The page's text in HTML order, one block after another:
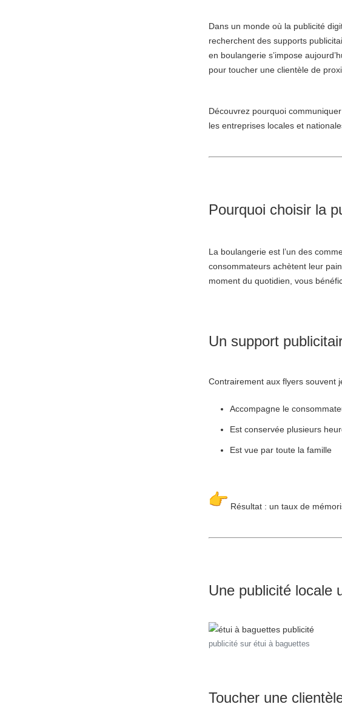
Dans un monde où la publicité
recherchent des supports
en boulangerie s’impose
pour toucher une clientèle de
Découvrez pourquoi
les entreprises locales et
Pourquoi choisir la
La boulangerie est l’un des
consommateurs achètent leur
moment du quotidien, vous
Un support
Contrairement aux flyers souvent
Accompagne le
Est conservée plusieurs
Est vue par toute la famille
Résultat : un taux de
Une publicité locale
publicité sur étui à baguettes
Toucher une